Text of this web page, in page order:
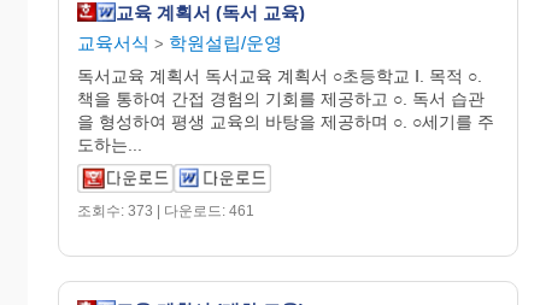
교육 계획서 (독서 교육)
교육서식 > 학원설립/운영
독서교육 계획서 독서교육 계획서 ○초등학교 Ⅰ. 목적 ○.
책을 통하여 간접 경험의 기회를 제공하고 ○. 독서 습관
을 형성하여 평생 교육의 바탕을 제공하며 ○. ○세기를 주
도하는...
조회수: 373 | 다운로드: 461